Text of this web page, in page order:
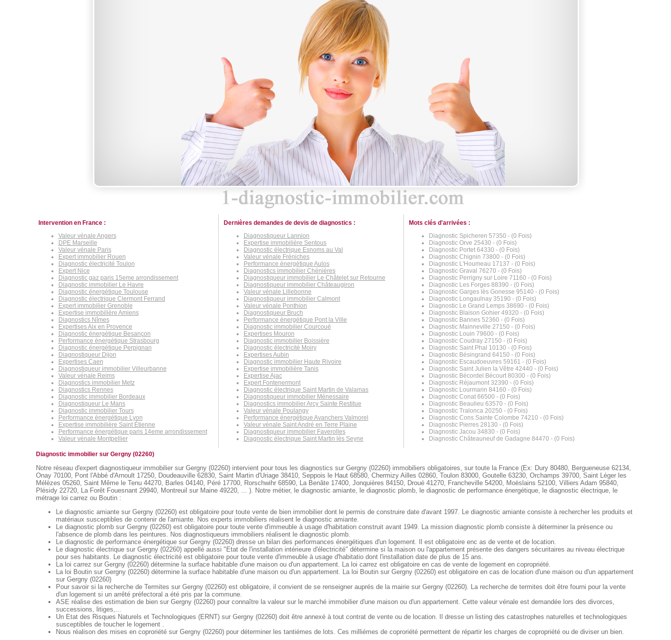
Intervention en France :
Valeur vénale Angers
DPE Marseille
Valeur vénale Paris
Expert immobilier Rouen
Diagnostic électricité Toulon
Expert Nice
Diagnostic gaz paris 15eme arrondissement
Diagnostic immobilier Le Havre
Diagnostic énergétique Toulouse
Diagnostic électrique Clermont Ferrand
Expert immobilier Grenoble
Expertise immobilière Amiens
Diagnostics Nîmes
Expertises Aix en Provence
Diagnostic énergétique Besançon
Performance énergétique Strasbourg
Diagnostic énergétique Perpignan
Diagnostiqueur Dijon
Expertises Caen
Diagnostiqueur immobilier Villeurbanne
Valeur vénale Reims
Diagnostics immobilier Metz
Diagnostics Rennes
Diagnostic immobilier Bordeaux
Diagnostiqueur Le Mans
Diagnostic immobilier Tours
Performance énergétique Lyon
Expertise immobilière Saint Étienne
Performance énergétique paris 14eme arrondissement
Valeur vénale Montpellier
Dernières demandes de devis de diagnostics :
Diagnostiqueur Lannion
Expertise immobilière Sentous
Diagnostic électrique Esnoms au Val
Valeur vénale Fréniches
Performance énergétique Aulos
Diagnostics immobilier Chénières
Diagnostiqueur immobilier Le Châtelet sur Retourne
Diagnostiqueur immobilier Châteaugiron
Valeur vénale Lillebonne
Diagnostiqueur immobilier Calmont
Valeur vénale Ponthion
Diagnostiqueur Bruch
Performance énergétique Pont la Ville
Diagnostic immobilier Courcoué
Expertises Mouron
Diagnostic immobilier Boissière
Diagnostic électricité Moiry
Expertises Aubin
Diagnostic immobilier Haute Rivoire
Expertise immobilière Tanis
Expertise Ajac
Expert Fontenermont
Diagnostic électrique Saint Martin de Valamas
Diagnostiqueur immobilier Ménessaire
Diagnostics immobilier Arcy Sainte Restitue
Valeur vénale Poulangy
Performance énergétique Avanchers Valmorel
Valeur vénale Saint André en Terre Plaine
Diagnostiqueur immobilier Faverolles
Diagnostic électrique Saint Martin lès Seyne
Mots clés d'arrivées :
Diagnostic Spicheren 57350 - (0 Fois)
Diagnostic Orve 25430 - (0 Fois)
Diagnostic Portet 64330 - (0 Fois)
Diagnostic Chignin 73800 - (0 Fois)
Diagnostic L'Houmeau 17137 - (0 Fois)
Diagnostic Graval 76270 - (0 Fois)
Diagnostic Perrigny sur Loire 71160 - (0 Fois)
Diagnostic Les Forges 88390 - (0 Fois)
Diagnostic Garges lès Gonesse 95140 - (0 Fois)
Diagnostic Longaulnay 35190 - (0 Fois)
Diagnostic Le Grand Lemps 38690 - (0 Fois)
Diagnostic Blaison Gohier 49320 - (0 Fois)
Diagnostic Bannes 52360 - (0 Fois)
Diagnostic Mainneville 27150 - (0 Fois)
Diagnostic Louin 79600 - (0 Fois)
Diagnostic Coudray 27150 - (0 Fois)
Diagnostic Saint Phal 10130 - (0 Fois)
Diagnostic Bésingrand 64150 - (0 Fois)
Diagnostic Escaudoeuvres 59161 - (0 Fois)
Diagnostic Saint Julien la Vêtre 42440 - (0 Fois)
Diagnostic Bécordel Bécourt 80300 - (0 Fois)
Diagnostic Réjaumont 32390 - (0 Fois)
Diagnostic Lourmarin 84160 - (0 Fois)
Diagnostic Conat 66500 - (0 Fois)
Diagnostic Beaulieu 63570 - (0 Fois)
Diagnostic Tralonca 20250 - (0 Fois)
Diagnostic Cons Sainte Colombe 74210 - (0 Fois)
Diagnostic Pierres 28130 - (0 Fois)
Diagnostic Jacou 34830 - (0 Fois)
Diagnostic Châteauneuf de Gadagne 84470 - (0 Fois)
Diagnostic immobilier sur Gergny (02260)
Notre réseau d'expert diagnostiqueur immobilier sur Gergny (02260) intervient pour tous les diagnostics sur Gergny (02260) immobiliers obligatoires, sur toute la France (Ex: Dury 80480, Bergueneuse 62134,
Onay 70100, Pont l'Abbé d'Arnoult 17250, Doudeauville 62830, Saint Martin d'Uriage 38410, Seppois le Haut 68580, Chermizy Ailles 02860, Toulon 83000, Goutelle 63230, Orchamps 39700, Saint Léger les
Mélèzes 05260, Saint Même le Tenu 44270, Barles 04140, Péré 17700, Rorschwihr 68590, La Benâte 17400, Jonquières 84150, Droué 41270, Francheville 54200, Moëslains 52100, Villiers Adam 95840,
Plésidy 22720, La Forêt Fouesnant 29940, Montreuil sur Maine 49220, ... ). Notre métier, le diagnostic amiante, le diagnostic plomb, le diagnostic de performance énergétique, le diagnostic électrique, le
métrage loi carrez ou Boutin :
Le diagnostic amiante sur Gergny (02260) est obligatoire pour toute vente de bien immobilier dont le permis de construire date d'avant 1997. Le diagnostic amiante consiste à rechercher les produits et
matériaux susceptibles de contenir de l'amiante. Nos experts immobiliers réalisent le diagnostic amiante.
Le diagnostic plomb sur Gergny (02260) est obligatoire pour toute vente d'immeuble à usage d'habitation construit avant 1949. La mission diagnostic plomb consiste à déterminer la présence ou
l'absence de plomb dans les peintures. Nos diagnostiqueurs immobiliers réalisent le diagnostic plomb.
Le diagnostic de performance énergétique sur Gergny (02260) dresse un bilan des performances énergétiques d'un logement. Il est obligatoire enc as de vente et de location.
Le diagnostic électrique sur Gergny (02260) appellé aussi "Etat de l'installation intérieure d'électricité" détermine si la maison ou l'appartement présente des dangers sécuritaires au niveau électrique
pour ses habitants. Le diagnostic électricité est obligatoire pour toute vente d'immeuble à usage d'habitatio dont l'installation date de plus de 15 ans.
La loi carrez sur Gergny (02260) détermine la surface habitable d'une maison ou d'un appartement. La loi carrez est obligatoire en cas de vente de logement en copropriété.
La loi Boutin sur Gergny (02260) détermine la surface habitable d'une maison ou d'un appartement. La loi Boutin sur Gergny (02260) est obligatoire en cas de location d'une maison ou d'un appartement
sur Gergny (02260)
Pour savoir si la recherche de Termites sur Gergny (02260) est obligatoire, il convient de se renseigner auprés de la mairie sur Gergny (02260). La recherche de termites doit être fourni pour la vente
d'un logement si un arrêté préfectoral a été pris par la commune.
ASE réalise des estimation de bien sur Gergny (02260) pour connaître la valeur sur le marché immobilier d'une maison ou d'un appartement. Cette valeur vénale est demandée lors des divorces,
successions, litiges,...
Un Etat des Risques Naturels et Technologiques (ERNT) sur Gergny (02260) doit être annexé à tout contrat de vente ou de location. Il dresse un listing des catastrophes naturelles et technologiques
susceptibles de toucher le logement .
Nous réalison des mises en coproriété sur Gergny (02260) pour déterminer les tantiémes de lots. Ces milliémes de coproriété permettent de répartir les charges de copropriété ou de diviser un bien.